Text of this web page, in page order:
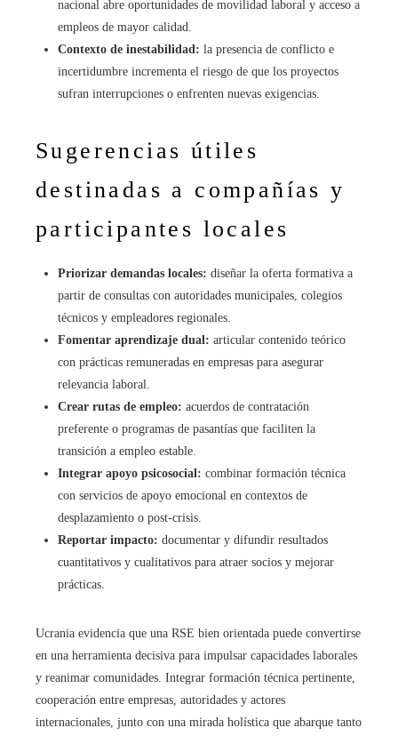
nacional abre oportunidades de movilidad laboral y acceso a
empleos de mayor calidad.
Contexto de inestabilidad: la presencia de conflicto e
incertidumbre incrementa el riesgo de que los proyectos
sufran interrupciones o enfrenten nuevas exigencias.
Sugerencias útiles
destinadas a compañías y
participantes locales
Priorizar demandas locales: diseñar la oferta formativa a
partir de consultas con autoridades municipales, colegios
técnicos y empleadores regionales.
Fomentar aprendizaje dual: articular contenido teórico
con prácticas remuneradas en empresas para asegurar
relevancia laboral.
Crear rutas de empleo: acuerdos de contratación
preferente o programas de pasantías que faciliten la
transición a empleo estable.
Integrar apoyo psicosocial: combinar formación técnica
con servicios de apoyo emocional en contextos de
desplazamiento o post-crisis.
Reportar impacto: documentar y difundir resultados
cuantitativos y cualitativos para atraer socios y mejorar
prácticas.
Ucrania evidencia que una RSE bien orientada puede convertirse
en una herramienta decisiva para impulsar capacidades laborales
y reanimar comunidades. Integrar formación técnica pertinente,
cooperación entre empresas, autoridades y actores
internacionales, junto con una mirada holística que abarque tanto